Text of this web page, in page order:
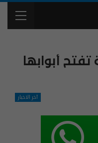
أبوابها
آخر الاخبار